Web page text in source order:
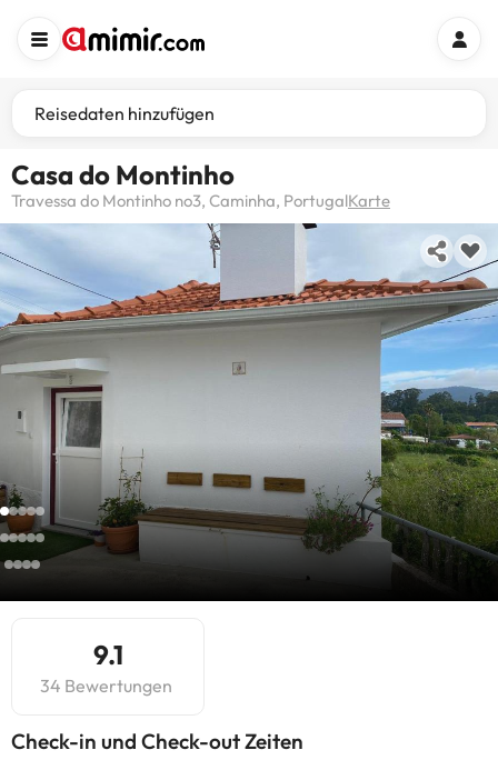
Reisedaten hinzufügen
Casa do Montinho
Travessa do Montinho no3, Caminha, PortugalKarte
9.1
34 Bewertungen
Check-in und Check-out Zeiten